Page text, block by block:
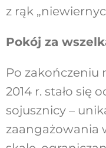
z rąk
Pokój za
Po zakończeniu
2014 r. stało się
sojusznicy –
zaangażowania